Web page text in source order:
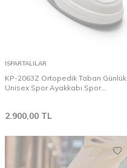
ISPARTALILAR
KP-2063Z Ortopedik Taban Günlük
Unisex Spor Ayakkabı Spor
2.900,00 TL